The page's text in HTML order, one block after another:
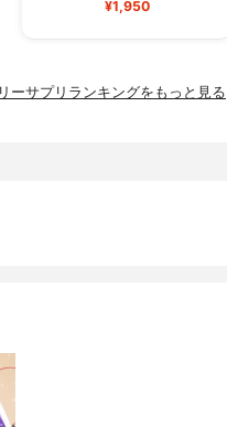
¥1,950
ーサプリランキングをもっと見る